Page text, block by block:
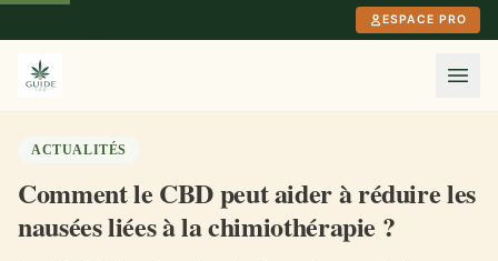
ESPACE PRO
ACTUALITÉS
Comment le CBD peut aider à réduire les
nausées liées à la chimiothérapie ?